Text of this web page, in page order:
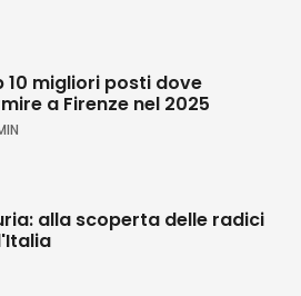
10 migliori posti dove
a Firenze nel 2025
alla scoperta delle radici